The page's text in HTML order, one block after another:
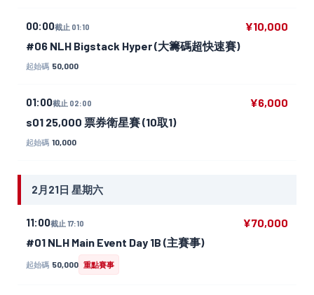
00:00截止 01:10
#06 NLH Bigstack Hyper (大籌碼超快速賽)
起始碼 50,000
¥10,000
01:00截止 02:00
s01 25,000 票券衛星賽 (10取1)
起始碼 10,000
¥6,000
2月21日 星期六
11:00截止 17:10
#01 NLH Main Event Day 1B (主賽事)
起始碼 50,000 重點賽事
¥70,000